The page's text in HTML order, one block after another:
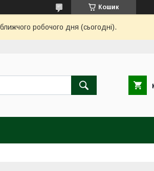
Кошик
робочого дня (сьогодні).